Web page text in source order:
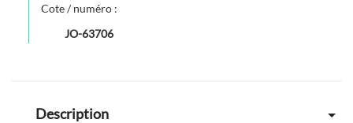
Cote / numéro :
JO-63706
Description